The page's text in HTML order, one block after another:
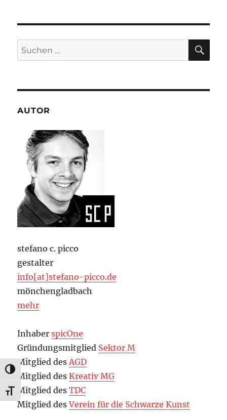
UMSCHALTEN AUF HOHE KONTRASTE
SCHRIFT VERGRÖSSERN
Suchen
nach:
AUTOR
stefano c. picco
gestalter
info[at]stefano-picco.de
mönchengladbach
mehr
InhaberspicOne
Gründungsmitglied Sektor M
Mitglied des AGD
Mitglied desKreativ MG
Mitglied desTDC
Mitglied desVerein für die Schwarze Kunst